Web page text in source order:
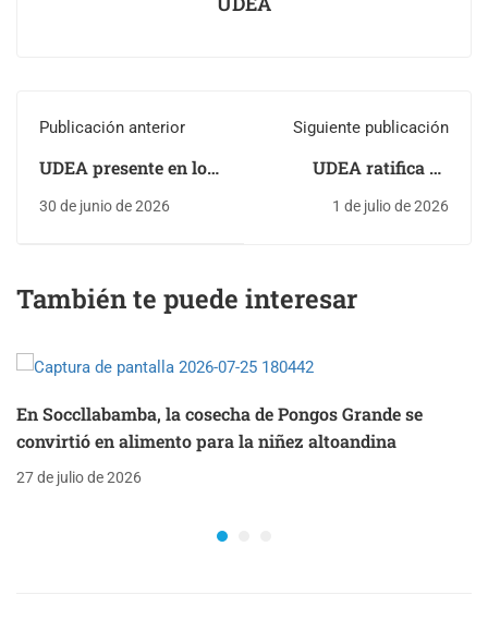
Publicación anterior
UDEA presente en los
80 años de
Antropología de la
30 de junio de 2026
Siguiente publicación
UDEA ratifica su
compromiso con la
inclusión junto a
la inclusión"
1 de julio de 2026
También te puede interesar
En Soccllabamba, la cosecha de Pongos Grande se
convirtió en alimento para la niñez altoandina
27 de julio de 2026